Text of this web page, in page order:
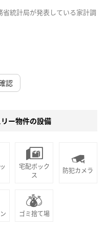
統計局が発表している家計調
認
ー物件の設備
宅配ボック
ス
防犯カメラ
ゴミ捨て場